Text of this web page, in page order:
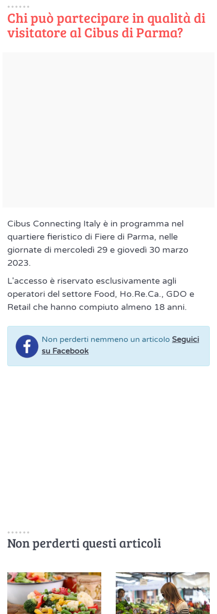
Chi può partecipare in qualità di
visitatore al Cibus di Parma?
Cibus Connecting Italy è in programma nel
quartiere fieristico di Fiere di Parma, nelle
giornate di mercoledì 29 e giovedì 30 marzo
2023.
L'accesso è riservato esclusivamente agli
operatori del settore Food, Ho.Re.Ca., GDO e
Retail che hanno compiuto almeno 18 anni.
Non perderti nemmeno un articolo Seguici
su Facebook
Non perderti questi articoli